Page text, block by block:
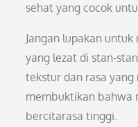
sehat yang cocok
Jangan lupakan
yang lezat di stan-
tekstur dan rasa
membuktikan bahwa
bercitarasa tinggi.